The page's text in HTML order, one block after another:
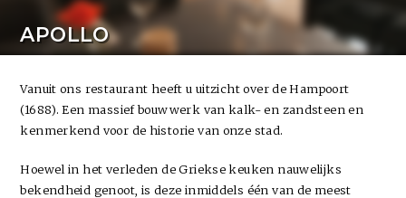
APOLLO
Vanuit ons restaurant heeft u uitzicht over de Hampoort
(1688). Een massief bouwwerk van kalk- en zandsteen en
kenmerkend voor de historie van onze stad.
Hoewel in het verleden de Griekse keuken nauwelijks
bekendheid genoot, is deze inmiddels één van de meest